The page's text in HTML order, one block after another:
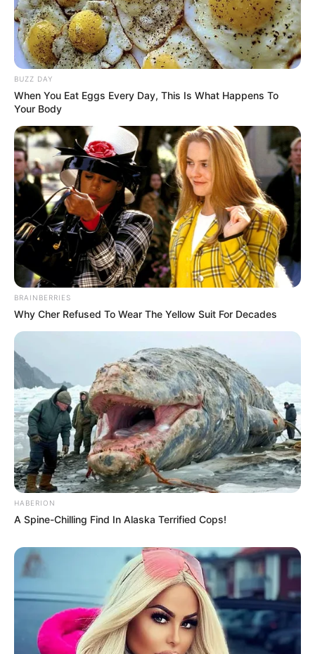
(foto: instagram/onigirigekijo)
4. Dengan memanfaatkan mangkok oval membuat
kreasi orang yang sedang berendam, padahal cuma
pakai dua bahan
BUZZ DAY
When You Eat Eggs Every Day, This Is What Happens To
Your Body
BRAINBERRIES
Why Cher Refused To Wear The Yellow Suit For Decades
HABERION
A Spine-Chilling Find In Alaska Terrified Cops!